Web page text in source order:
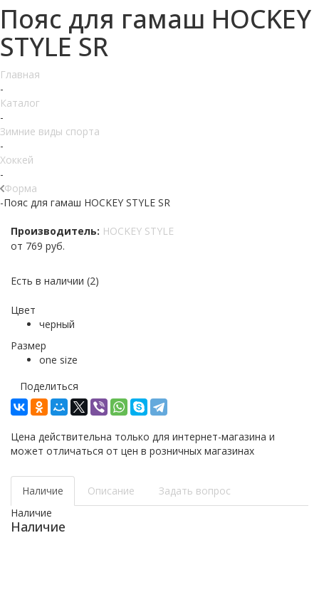
Пояс для гамаш HOCKEY
STYLE SR
Главная
-
Каталог
-
Зимние виды спорта
-
Хоккей
-
Форма
-Пояс для гамаш HOCKEY STYLE SR
Производитель: HOCKEY STYLE
от 769 руб.
Есть в наличии (2)
Цвет
черный
Размер
one size
Поделиться
Цена действительна только для интернет-магазина и
может отличаться от цен в розничных магазинах
Наличие Описание
Задать вопрос
Наличие
Наличие